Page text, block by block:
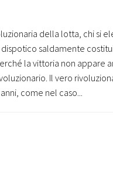
della lotta, chi si
saldamente
la vittoria non appare
Il vero
come nel caso...